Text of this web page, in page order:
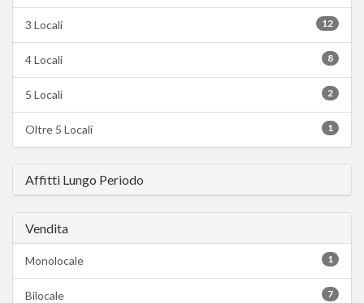
12
3 Locali
8
4 Locali
2
5 Locali
1
Oltre 5 Locali
Affitti Lungo Periodo
Vendita
1
Monolocale
7
Bilocale